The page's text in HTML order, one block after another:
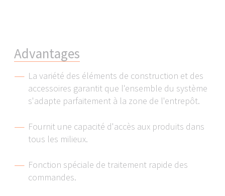
Advantages
La variété des éléments de construction et des
accessoires garantit que l'ensemble du système
s'adapte parfaitement à la zone de l'entrepôt.
Fournit une capacité d'accès aux produits dans
tous les milieux.
Fonction spéciale de traitement rapide des
commandes.
Google LLC
Matterport Inc.
etracker GmbH
LinkedIn Inc.
We require your consent to allow us to pass on
You are able to withdraw your consent at any time